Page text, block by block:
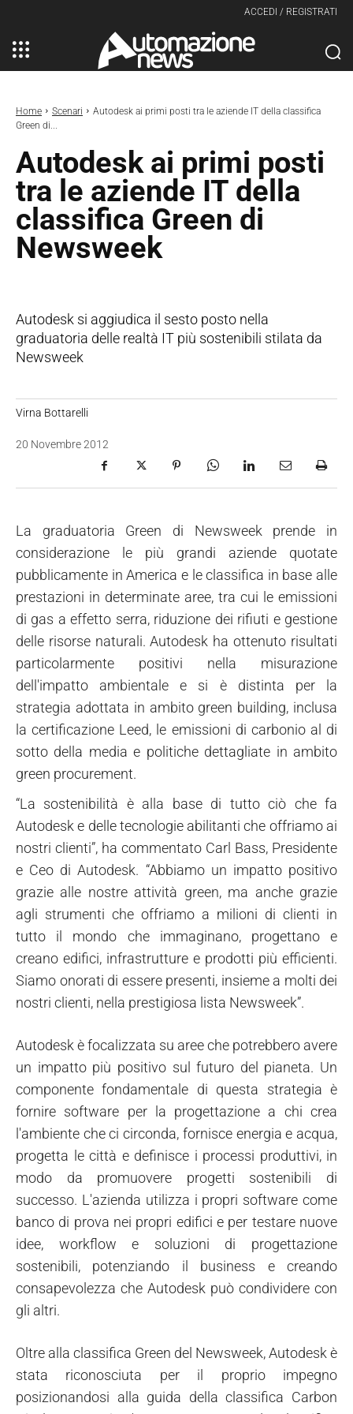
ACCEDI / REGISTRATI
Home Scenari
Autodesk ai primi posti tra le aziende IT della classifica
Green di...
Autodesk ai primi posti
tra le aziende IT della
classifica Green di
Newsweek
Autodesk si aggiudica il sesto posto nella
graduatoria delle realtà IT più sostenibili stilata da
Newsweek
Virna Bottarelli
20 Novembre 2012
La graduatoria Green di Newsweek prende in
considerazione le più grandi aziende quotate
pubblicamente in America e le classifica in base alle
prestazioni in determinate aree, tra cui le emissioni
di gas a effetto serra, riduzione dei rifiuti e gestione
delle risorse naturali. Autodesk ha ottenuto risultati
particolarmente positivi nella misurazione
dell'impatto ambientale e si è distinta per la
strategia adottata in ambito green building, inclusa
la certificazione Leed, le emissioni di carbonio al di
sotto della media e politiche dettagliate in ambito
green procurement.
“La sostenibilità è alla base di tutto ciò che fa
Autodesk e delle tecnologie abilitanti che offriamo ai
nostri clienti”, ha commentato Carl Bass, Presidente
e Ceo di Autodesk. “Abbiamo un impatto positivo
grazie alle nostre attività green, ma anche grazie
agli strumenti che offriamo a milioni di clienti in
tutto il mondo che immaginano, progettano e
creano edifici, infrastrutture e prodotti più efficienti.
Siamo onorati di essere presenti, insieme a molti dei
nostri clienti, nella prestigiosa lista Newsweek”.
Autodesk è focalizzata su aree che potrebbero avere
un impatto più positivo sul futuro del pianeta. Un
componente fondamentale di questa strategia è
fornire software per la progettazione a chi crea
l'ambiente che ci circonda, fornisce energia e acqua,
progetta le città e definisce i processi produttivi, in
modo da promuovere progetti sostenibili di
successo. L'azienda utilizza i propri software come
banco di prova nei propri edifici e per testare nuove
idee, workflow e soluzioni di progettazione
sostenibili, potenziando il business e creando
consapevolezza che Autodesk può condividere con
gli altri.
Oltre alla classifica Green del Newsweek, Autodesk è
stata riconosciuta per il proprio impegno
posizionandosi alla guida della classifica Carbon